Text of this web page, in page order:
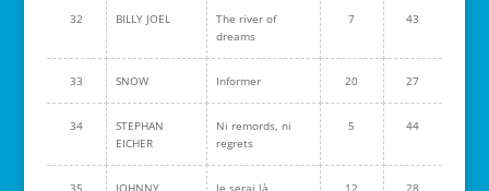
32 BILLY JOEL
The river of
dreams
7 43
33 SNOW Informer 20 27
34
STEPHAN
EICHER
Ni remords, ni
regrets
5 44
35 JOHNNY Je serai là 12 28